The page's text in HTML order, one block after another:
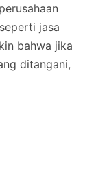
jasa
bahwa jika
ditangani,